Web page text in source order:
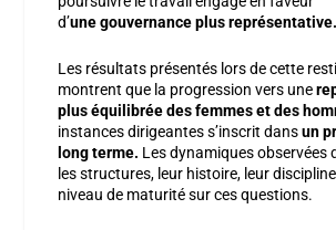
d’une gouvernance plus représentative.
Les résultats présentés lors de cette
montrent que la progression vers une
plus équilibrée des femmes et des
instances dirigeantes s’inscrit dansun
long terme. Les dynamiques observées
les structures, leur histoire, leur
niveau de maturité sur ces questions.